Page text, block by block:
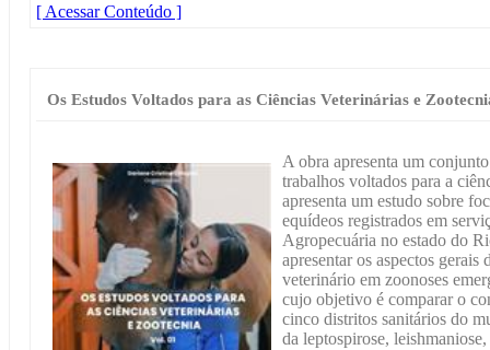
[ Acessar Conteúdo ]
Os Estudos Voltados para as Ciências Veterinárias e
A obra apresenta um
trabalhos voltados para a
apresenta um estudo sobre
equídeos registrados em
Agropecuária no estado do
apresentar os aspectos
veterinário em zoonoses
cujo objetivo é comparar o
cinco distritos sanitários do
da leptospirose,